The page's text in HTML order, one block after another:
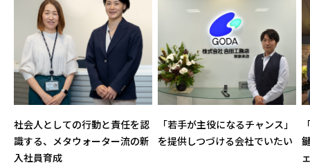
社会人としての行動と責任を認
識する、メタウォーター流の新
入社員育成
「若手が主役になるチャンス」
を提供しつづける会社でいたい